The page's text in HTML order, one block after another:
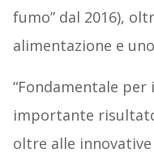
fumo” dal 2016),
alimentazione e
“Fondamentale
importante
oltre alle